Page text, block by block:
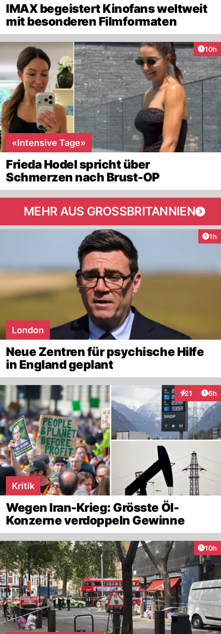
IMAX begeistert Kinofans weltweit
mit besonderen Filmformaten
10h
«Intensive Tage»
Frieda Hodel spricht über
Schmerzen nach Brust-OP
MEHR AUS GROSSBRITANNIEN
1h
London
Neue Zentren für psychische Hilfe
in England geplant
21
Interaktionen
6h
Kritik
Wegen Iran-Krieg: Grösste Öl-
Konzerne verdoppeln Gewinne
10h